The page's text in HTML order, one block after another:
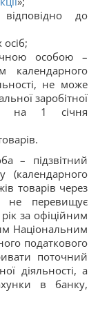
до
особою –
календарного
не може
заробітної
на 1 січня
– підзвітний
(календарного
товарів через
не перевищує
за офіційним
Національним
податкового
поточний
діяльності, а
в банку,